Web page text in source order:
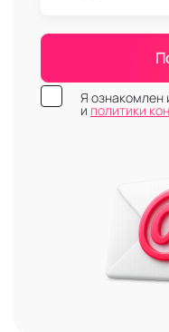
Я ознакомлен
и политики